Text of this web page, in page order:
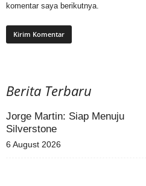
komentar saya berikutnya.
Berita Terbaru
Jorge Martin: Siap Menuju
Silverstone
6 August 2026